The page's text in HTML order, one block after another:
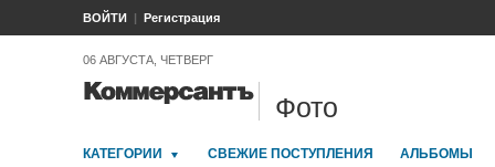
ВОЙТИ Регистрация
06 АВГУСТА, ЧЕТВЕРГ
Фото
КАТЕГОРИИ СВЕЖИЕ ПОСТУПЛЕНИЯ АЛЬБОМЫ